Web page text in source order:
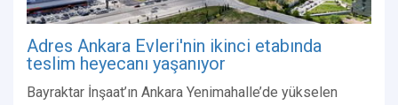
Adres Ankara Evleri'nin ikinci etabında
teslim heyecanı yaşanıyor
Bayraktar İnşaat’ın Ankara Yenimahalle’de yükselen